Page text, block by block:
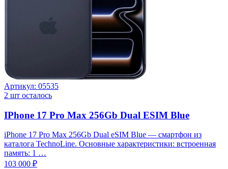
Артикул: 05535
2 шт осталось
IPhone 17 Pro Max 256Gb Dual ESIM Blue
iPhone 17 Pro Max 256Gb Dual eSIM Blue — смартфон из
каталога TechnoLine. Основные характеристики: встроенная
память: 1 …
103 000 ₽